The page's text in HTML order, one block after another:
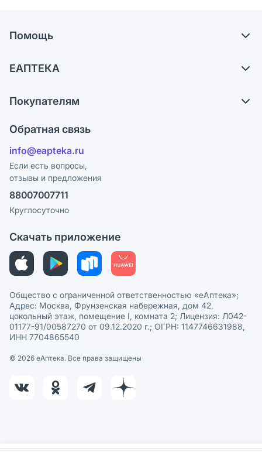
Помощь
Самовывоз из аптек
Ответы на вопросы
Блог
ЕАПТЕКА
Карьера
Поставщики
Лицензия
Реклама на сайте
Ваши товары на ЕАПТЕКЕ
Покупателям
Программа СберСпасибо
Политика конфиденциальности
Пользовательское соглашение
Политика рекомендаций
Этика и соответствие
Политика в отношении обработки персональных данных
Обратная связь
info@eapteka.ru
Если есть вопросы,
отзывы и предложения
88007007711
Круглосуточно
Скачать приложение
Общество с ограниченной ответственностью «еАптека»;
Адрес: Москва, Фрунзенская набережная, дом 42,
цокольный этаж, помещение I, комната 2; Лицензия: Л042-
01177-91/00587270 от 09.12.2020 г.; ОГРН: 1147746631988,
ИНН 7704865540
© 2026 eАптека. Все права защищены